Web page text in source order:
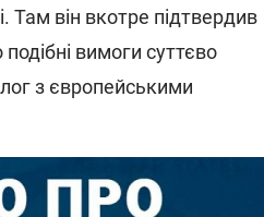
Там він вкотре підтвердив
подібні вимоги суттєво
з європейськими